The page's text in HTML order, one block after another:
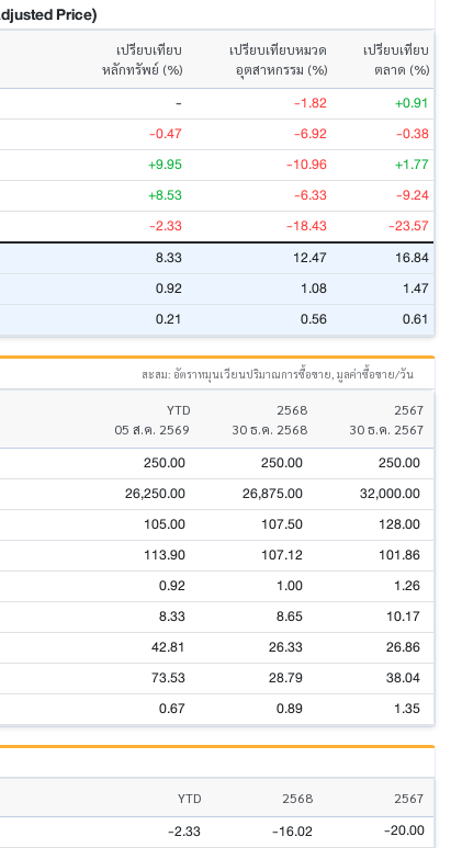
Price)
เปรียบเทียบ
หลักทรัพย์ (%)
เปรียบเทียบหมวด
อุตสาหกรรม (%)
เปรียบเทียบ
ตลาด (%)
- -1.82 +0.91
-0.47 -6.92 -0.38
+9.95 -10.96 +1.77
+8.53 -6.33 -9.24
-2.33 -18.43 -23.57
8.33 12.47 16.84
0.92 1.08 1.47
0.21 0.56 0.61
สะสม: อัตราหมุนเวียนปริมาณการซื้อขาย, มูลค่าซื้อขาย/วัน
YTD
05 ส.ค. 2569
2568
30 ธ.ค. 2568
2567
30 ธ.ค. 2567
250.00 250.00 250.00
26,250.00 26,875.00 32,000.00
105.00 107.50 128.00
113.90 107.12 101.86
0.92 1.00 1.26
8.33 8.65 10.17
42.81 26.33 26.86
73.53 28.79 38.04
0.67 0.89 1.35
YTD 2568
2567
-2.33 -16.02 -20.00